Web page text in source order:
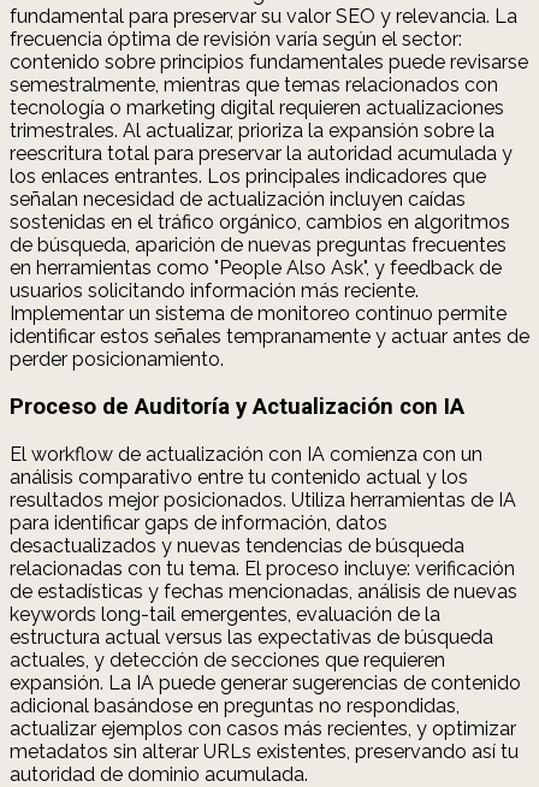
fundamental para preservar su valor SEO y relevancia. La
frecuencia óptima de revisión varía según el sector:
contenido sobre principios fundamentales puede revisarse
semestralmente, mientras que temas relacionados con
tecnología o marketing digital requieren actualizaciones
trimestrales. Al actualizar, prioriza la expansión sobre la
reescritura total para preservar la autoridad acumulada y
los enlaces entrantes. Los principales indicadores que
señalan necesidad de actualización incluyen caídas
sostenidas en el tráfico orgánico, cambios en algoritmos
de búsqueda, aparición de nuevas preguntas frecuentes
en herramientas como "People Also Ask", y feedback de
usuarios solicitando información más reciente.
Implementar un sistema de monitoreo continuo permite
identificar estos señales tempranamente y actuar antes de
perder posicionamiento.
Proceso de Auditoría y Actualización con IA
El workflow de actualización con IA comienza con un
análisis comparativo entre tu contenido actual y los
resultados mejor posicionados. Utiliza herramientas de IA
para identificar gaps de información, datos
desactualizados y nuevas tendencias de búsqueda
relacionadas con tu tema. El proceso incluye: verificación
de estadísticas y fechas mencionadas, análisis de nuevas
keywords long-tail emergentes, evaluación de la
estructura actual versus las expectativas de búsqueda
actuales, y detección de secciones que requieren
expansión. La IA puede generar sugerencias de contenido
adicional basándose en preguntas no respondidas,
actualizar ejemplos con casos más recientes, y optimizar
metadatos sin alterar URLs existentes, preservando así tu
autoridad de dominio acumulada.